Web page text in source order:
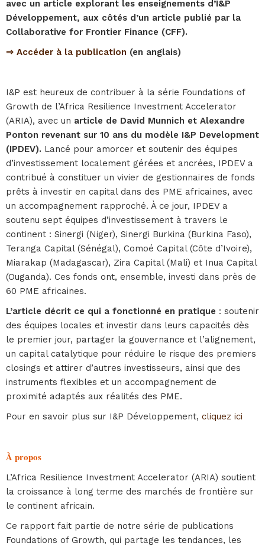
avec un article explorant les enseignements d’I&P
Développement, aux côtés d’un article publié par la
Collaborative for Frontier Finance (CFF).
⇒ Accéder à la publication (en anglais)
I&P est heureux de contribuer à la série Foundations of
Growth de l’Africa Resilience Investment Accelerator
(ARIA), avec un article de David Munnich et Alexandre
Ponton revenant sur 10 ans du modèle I&P Development
(IPDEV). Lancé pour amorcer et soutenir des équipes
d’investissement localement gérées et ancrées, IPDEV a
contribué à constituer un vivier de gestionnaires de fonds
prêts à investir en capital dans des PME africaines, avec
un accompagnement rapproché. À ce jour, IPDEV a
soutenu sept équipes d’investissement à travers le
continent : Sinergi (Niger), Sinergi Burkina (Burkina Faso),
Teranga Capital (Sénégal), Comoé Capital (Côte d’Ivoire),
Miarakap (Madagascar), Zira Capital (Mali) et Inua Capital
(Ouganda). Ces fonds ont, ensemble, investi dans près de
60 PME africaines.
L’article décrit ce qui a fonctionné en pratique : soutenir
des équipes locales et investir dans leurs capacités dès
le premier jour, partager la gouvernance et l’alignement,
un capital catalytique pour réduire le risque des premiers
closings et attirer d’autres investisseurs, ainsi que des
instruments flexibles et un accompagnement de
proximité adaptés aux réalités des PME.
Pour en savoir plus sur I&P Développement, cliquez ici
À propos
L’Africa Resilience Investment Accelerator (ARIA) soutient
la croissance à long terme des marchés de frontière sur
le continent africain.
Ce rapport fait partie de notre série de publications
Foundations of Growth, qui partage les tendances, les